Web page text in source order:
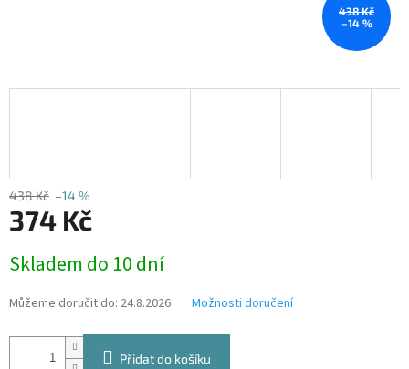
438 Kč
–14 %
438 Kč –14 %
374 Kč
cena:
Skladem do 10 dní
Můžeme doručit do: 24.8.2026 Možnosti doručení
Přidat do košíku